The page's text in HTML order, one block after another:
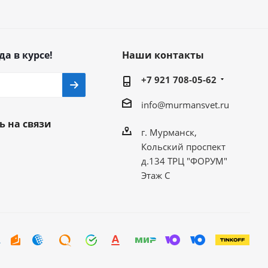
в курсе!
на связи
Наши контакты
+7 921 708-05-62
info@murmansvet.ru
г. Мурманск,
Кольский проспект
д.134 ТРЦ "ФОРУМ"
Этаж С